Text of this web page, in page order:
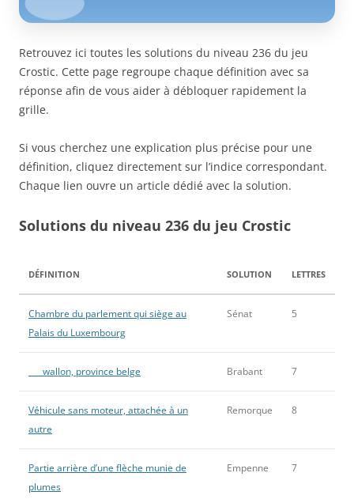
Retrouvez ici toutes les solutions du niveau 236 du jeu
Crostic. Cette page regroupe chaque définition avec sa
réponse afin de vous aider à débloquer rapidement la
grille.
Si vous cherchez une explication plus précise pour une
définition, cliquez directement sur l’indice correspondant.
Chaque lien ouvre un article dédié avec la solution.
Solutions du niveau 236 du jeu Crostic
DÉFINITION SOLUTION LETTRES
Chambre du parlement qui siège au
Palais du Luxembourg
Sénat 5
___ wallon, province belge Brabant 7
Véhicule sans moteur, attachée à un
autre
Remorque 8
Partie arrière d’une flèche munie de
plumes
Empenne 7